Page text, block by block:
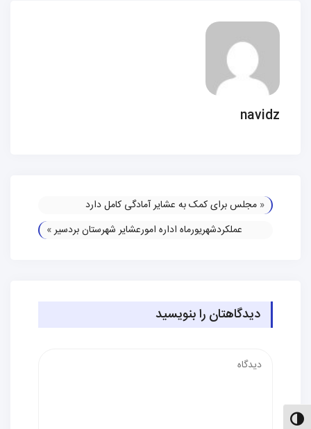
حالت کنتراست بالا
navidz
« مجلس برای کمک به عشایر آمادگی کامل دارد
عملکردشهریورماه اداره امورعشایر شهرستان بردسیر»
دیدگاهتان را بنویسید